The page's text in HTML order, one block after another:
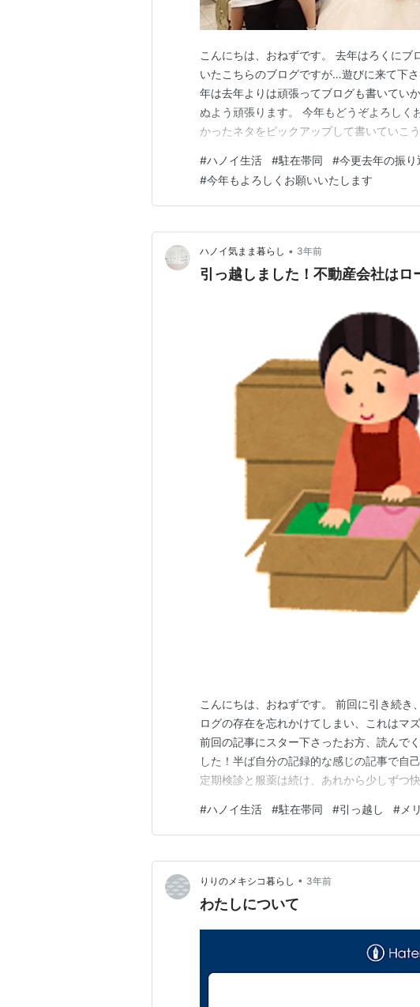
こんにちは、おねずです。 去年はろくにブ
いたこちらのブログですが…遊びに来て下
年は去年よりは頑張ってブログも書いてい
ぬよう頑張ります。 今年もどうぞよろし
かったネタをピックアップして書いていこ
の年末しなきゃなのに。笑）し、ただの忘
は去年の振り返り記録です。追々掘り返し
#ハノイ生活 #駐在帯同 #今更去年の振り
#今年もよろしくお願いいたします
ハノイ気まま暮らし • 3年前
引っ越しました！不動産会社はロ
こんにちは、おねずです。 前回に引き続
ログの存在を忘れかけてしまい、これはマ
前回の記事にスター下さったお方、読んで
した！半ば自分の記録的な感じの記事で自
定期検診と服薬は続け、あれから少しずつ
^^:）をしたのでその件をば。どなたかの参
ればどうぞ！
#ハノイ生活 #駐在帯同 #引っ越し # メ
りりのメキシコ暮らし • 3年前
わたしについて